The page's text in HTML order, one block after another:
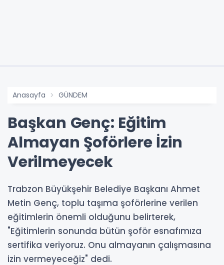
Anasayfa GÜNDEM
Başkan Genç: Eğitim
Almayan Şoförlere İzin
Verilmeyecek
Trabzon Büyükşehir Belediye Başkanı Ahmet
Metin Genç, toplu taşıma şoförlerine verilen
eğitimlerin önemli olduğunu belirterek,
"Eğitimlerin sonunda bütün şoför esnafımıza
sertifika veriyoruz. Onu almayanın çalışmasına
izin vermeyeceğiz" dedi.